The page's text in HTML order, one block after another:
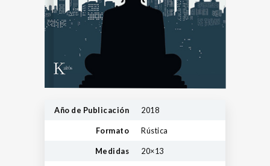
Año de Publicación 2018
Formato Rústica
Medidas 20×13